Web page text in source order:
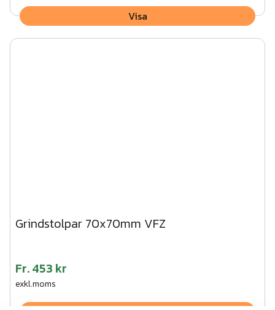
Visa
Grindstolpar 70x70mm VFZ
Fr.453 kr
exkl.moms